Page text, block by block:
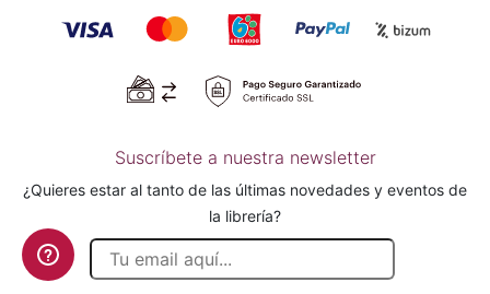
Suscríbete a nuestra newsletter
¿Quieres estar al tanto de las últimas novedades y eventos de
la librería?